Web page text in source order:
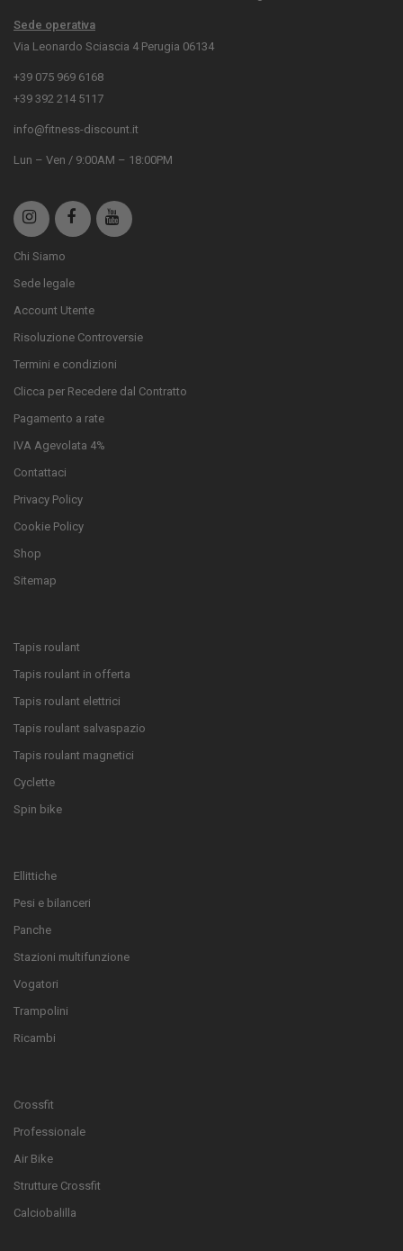
Sede operativa
Via Leonardo Sciascia 4 Perugia 06134
+39 075 969 6168
+39 392 214 5117
info@fitness-discount.it
Lun – Ven / 9:00AM – 18:00PM
Chi Siamo
Sede legale
Account Utente
Risoluzione Controversie
Termini e condizioni
Clicca per Recedere dal Contratto
Pagamento a rate
IVA Agevolata 4%
Contattaci
Privacy Policy
Cookie Policy
Shop
Sitemap
Tapis roulant
Tapis roulant in offerta
Tapis roulant elettrici
Tapis roulant salvaspazio
Tapis roulant magnetici
Cyclette
Spin bike
Ellittiche
Pesi e bilanceri
Panche
Stazioni multifunzione
Vogatori
Trampolini
Ricambi
Crossfit
Professionale
Air Bike
Strutture Crossfit
Calciobalilla